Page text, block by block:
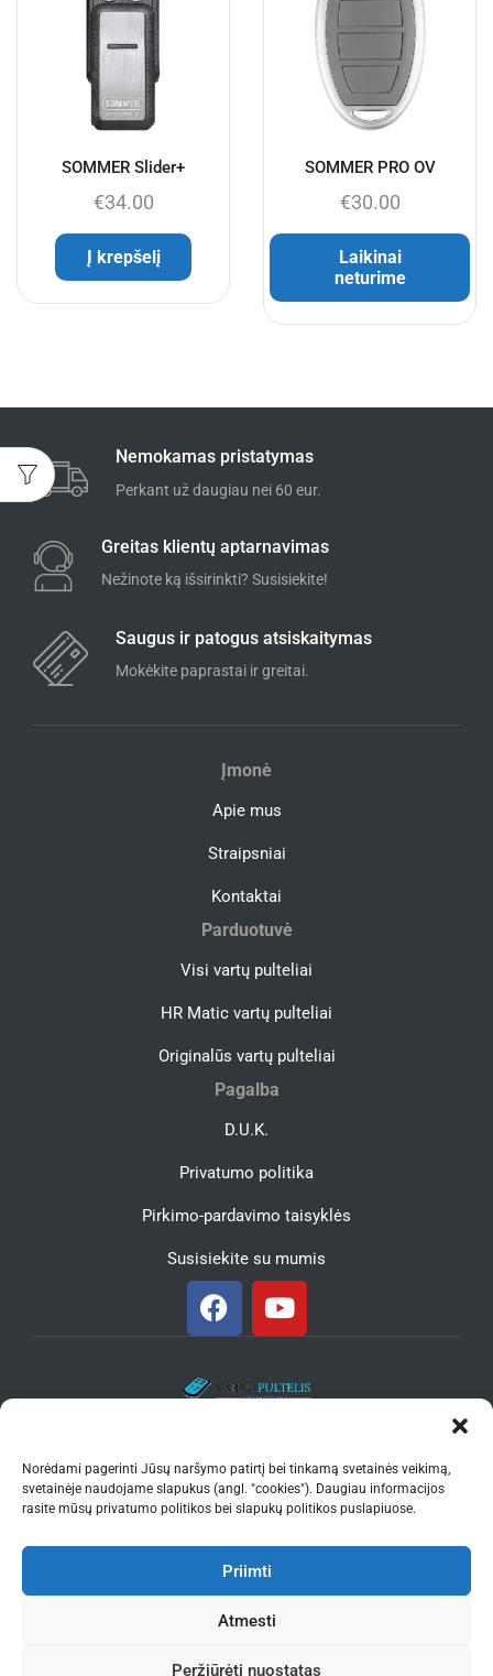
Norėdami pagerinti Jūsų naršymo patirtį bei tinkamą svetainės veikimą,
svetainėje naudojame slapukus (angl. "cookies"). Daugiau informacijos
rasite mūsų privatumo politikos bei slapukų politikos puslapiuose.
Priimti
Atmesti
Peržiūrėti nuostatas
SOMMER Slider+
€34.00
Į krepšelį
SOMMER PRO OV
€30.00
Laikinai
neturime
Nemokamas pristatymas
Perkant už daugiau nei 60 eur.
Greitas klientų aptarnavimas
Nežinote ką išsirinkti? Susisiekite!
Saugus ir patogus atsiskaitymas
Mokėkite paprastai ir greitai.
Įmonė
Apie mus
Straipsniai
Kontaktai
Parduotuvė
Visi vartų pulteliai
HR Matic vartų pulteliai
Originalūs vartų pulteliai
Pagalba
D.U.K.
Privatumo politika
Pirkimo-pardavimo taisyklės
Susisiekite su mumis
Darbo laikas: I-V 8.00–17.00 val.